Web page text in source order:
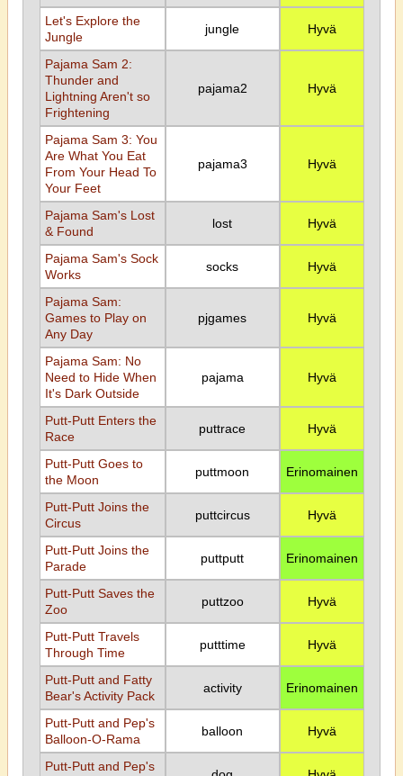
Let's Explore the
Jungle
jungle Hyvä
Pajama Sam 2:
Thunder and
Lightning Aren't so
Frightening
pajama2 Hyvä
Pajama Sam 3: You
Are What You Eat
From Your Head To
Your Feet
pajama3 Hyvä
Pajama Sam's Lost
& Found
lost Hyvä
Pajama Sam's Sock
Works
socks Hyvä
Pajama Sam:
Games to Play on
Any Day
pjgames Hyvä
Pajama Sam: No
Need to Hide When
It's Dark Outside
pajama Hyvä
Putt-Putt Enters the
Race
puttrace Hyvä
Putt-Putt Goes to
the Moon
puttmoon Erinomainen
Putt-Putt Joins the
Circus
puttcircus Hyvä
Putt-Putt Joins the
Parade
puttputt Erinomainen
Putt-Putt Saves the
Zoo
puttzoo Hyvä
Putt-Putt Travels
Through Time
putttime Hyvä
Putt-Putt and Fatty
Bear's Activity Pack
activity Erinomainen
Putt-Putt and Pep's
Balloon-O-Rama
balloon Hyvä
Putt-Putt and Pep's